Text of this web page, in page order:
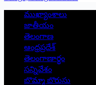
ముఖ్యాంశాలు
జాతీయం
తెలంగాణ
ఆంధ్రప్రదేశ్
తెలంగాణార్థం
సన్నివేశం
బొమ్మా బొరుసు